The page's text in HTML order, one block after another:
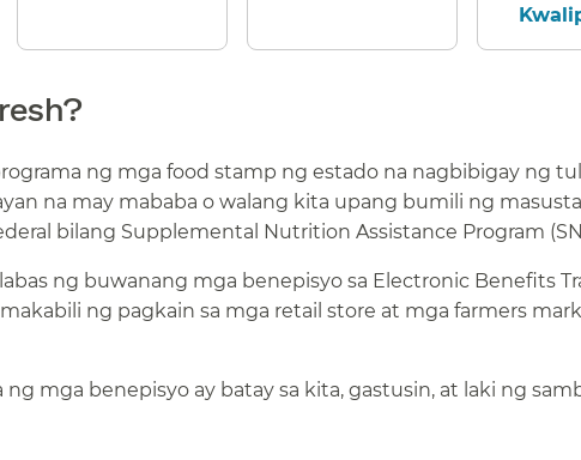
ng mga food stamp ng estado na nagbibigay ng
na may mababa o walang kita upang bumili ng
bilang Supplemental Nutrition Assistance Program
ng buwanang mga benepisyo sa Electronic Benefits
makabili ng pagkain sa mga retail store at mga farmers
mga benepisyo ay batay sa kita, gastusin, at laki ng